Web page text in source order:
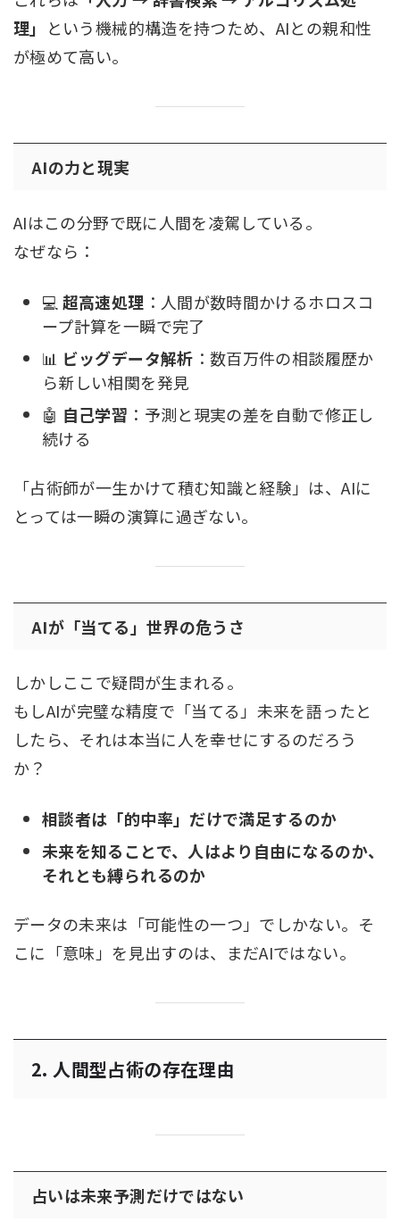
理」 という機械的構造を持つため、AIとの親和性
が極めて高い。
AIの力と現実
AIはこの分野で既に人間を凌駕している。
なぜなら：
💻超高速処理 ：人間が数時間かけるホロスコ
ープ計算を一瞬で完了
📊 ビッグデータ解析 ：数百万件の相談履歴か
ら新しい相関を発見
🤖 自己学習 ：予測と現実の差を自動で修正し
続ける
「占術師が一生かけて積む知識と経験」は、AIに
とっては一瞬の演算に過ぎない。
AIが「当てる」世界の危うさ
しかしここで疑問が生まれる。
もしAIが完璧な精度で「当てる」未来を語ったと
したら、それは本当に人を幸せにするのだろう
か？
相談者は「的中率」だけで満足するのか
未来を知ることで、人はより自由になるのか、
それとも縛られるのか
データの未来は「可能性の一つ」でしかない。そ
こに「意味」を見出すのは、まだAIではない。
2. 人間型占術の存在理由
占いは未来予測だけではない